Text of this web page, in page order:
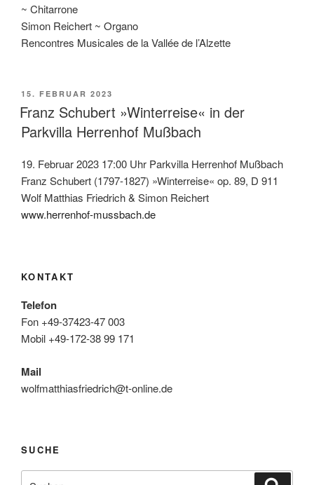
~ Chitarrone
Simon Reichert ~ Organo
Rencontres Musicales de la Vallée de l’Alzette
VERÖFFENTLICHT
AM
15. FEBRUAR 2023
Franz Schubert »Winterreise« in der
Parkvilla Herrenhof Mußbach
19. Februar 2023 17:00 Uhr Parkvilla Herrenhof Mußbach
Franz Schubert (1797-1827) »Winterreise« op. 89, D 911
Wolf Matthias Friedrich & Simon Reichert
www.herrenhof-mussbach.de
KONTAKT
Telefon
Fon +49-37423-47 003
Mobil +49-172-38 99 171
Mail
wolfmatthiasfriedrich@t-online.de
SUCHE